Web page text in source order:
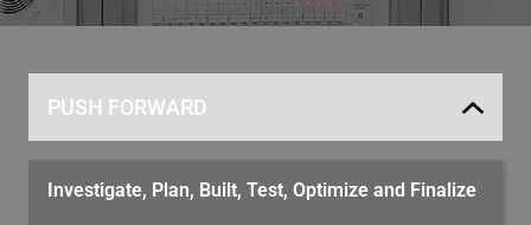
PUSH FORWARD
Investigate, Plan, Built, Test, Optimize and Finalize